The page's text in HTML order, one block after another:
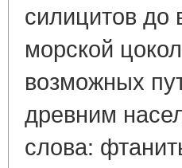
силицитов до
морской
возможных
древним
слова: